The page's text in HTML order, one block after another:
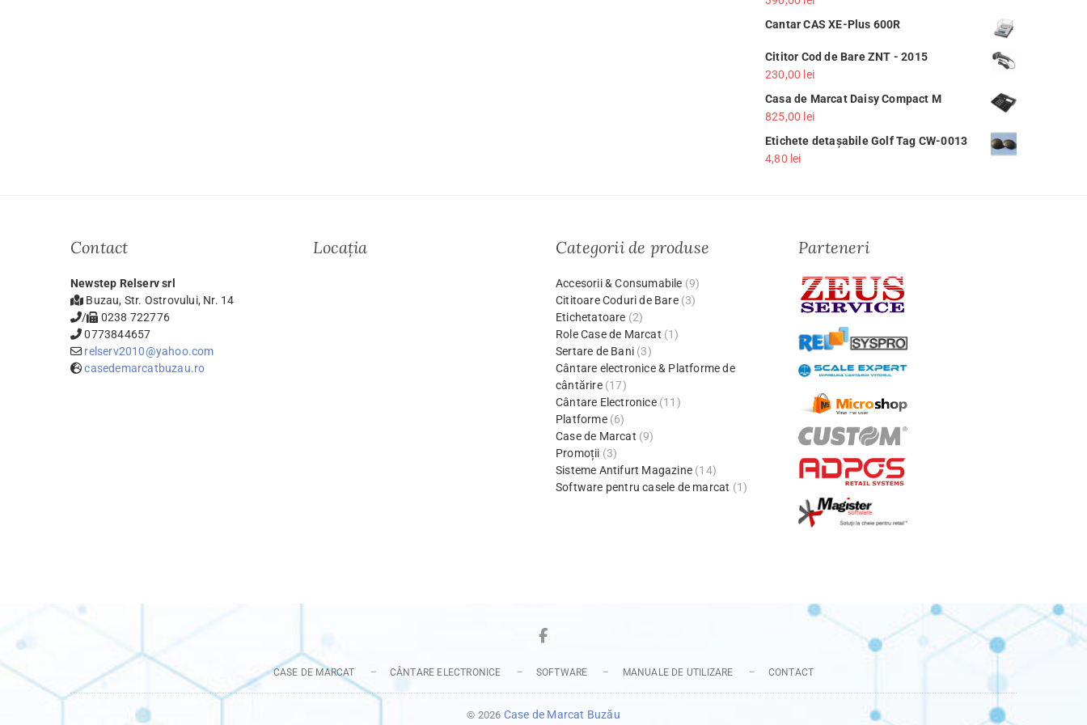
Cantar CAS XE-Plus 600R
Cititor Cod de Bare ZNT - 2015
230,00 lei
Casa de Marcat Daisy Compact M
825,00 lei
Etichete detașabile Golf Tag CW-0013
4,80 lei
Contact
Newstep Relserv srl
Buzau, Str. Ostrovului, Nr. 14
/
0238 722776
0773844657
relserv2010@yahoo.com
casedemarcatbuzau.ro
Locația Categorii de produse
Accesorii & Consumabile (9)
Cititoare Coduri de Bare (3)
Etichetatoare (2)
Role Case de Marcat (1)
Sertare de Bani (3)
Cântare electronice & Platforme de
cântărire (17)
Cântare Electronice (11)
Platforme (6)
Case de Marcat (9)
Promoții (3)
Sisteme Antifurt Magazine (14)
Software pentru casele de marcat (1)
Parteneri
Facebook
CASE DE MARCAT CÂNTARE ELECTRONICE SOFTWARE MANUALE DE UTILIZARE CONTACT
© 2026 Case de Marcat Buzău